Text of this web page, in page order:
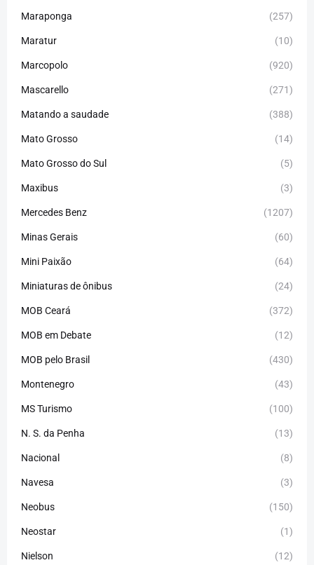
Maraponga (257)
Maratur (10)
Marcopolo (920)
Mascarello (271)
Matando a saudade (388)
Mato Grosso (14)
Mato Grosso do Sul (5)
Maxibus (3)
Mercedes Benz (1207)
Minas Gerais (60)
Mini Paixão (64)
Miniaturas de ônibus (24)
MOB Ceará (372)
MOB em Debate (12)
MOB pelo Brasil (430)
Montenegro (43)
MS Turismo (100)
N. S. da Penha (13)
Nacional (8)
Navesa (3)
Neobus (150)
Neostar (1)
Nielson (12)